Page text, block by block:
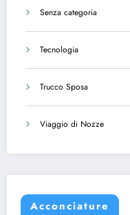
Senza categoria
Tecnologia
Trucco Sposa
Viaggio di Nozze
Acconciature